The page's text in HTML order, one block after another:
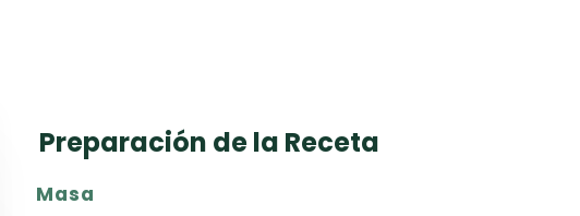
Preparación de la Receta
Masa